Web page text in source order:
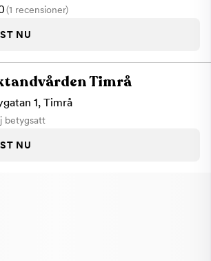
(1 recensioner)
NU
Timrå
1, Timrå
betygsatt
NU